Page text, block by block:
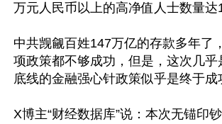
万元人民币以上的高净值人士数量达
中共觊觎百姓147万亿的存款多年了
项政策都不够成功，但是，这次几乎
底线的金融强心针政策似乎是终于成
X博主“财经数据库”说：本次无锚印